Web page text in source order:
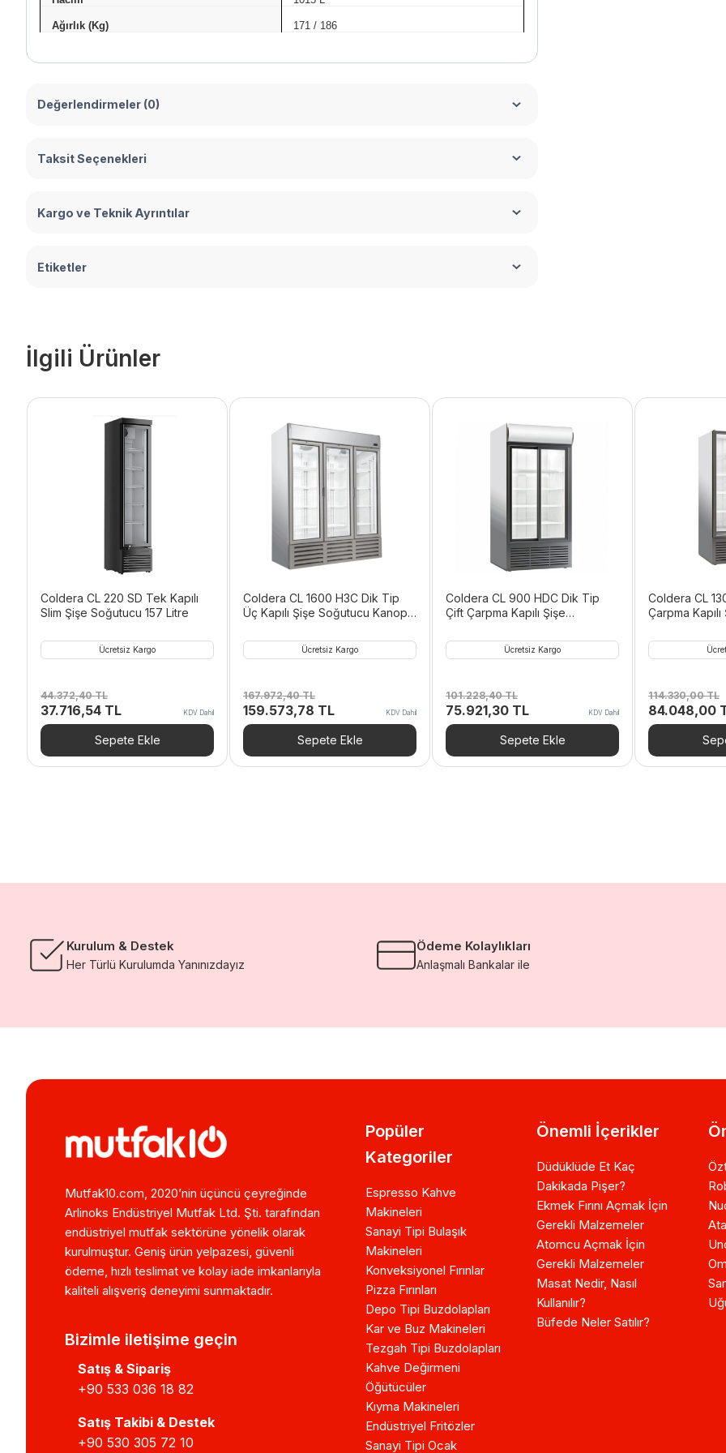
Ağırlık (Kg) 171 / 186
Değerlendirmeler (0)
Taksit Seçenekleri
Kargo ve Teknik Ayrıntılar
Etiketler
İlgili Ürünler
Coldera CL 220 SD Tek Kapılı
Slim Şişe Soğutucu 157 Litre
Ücretsiz Kargo
44.372,40TL
Orijinal
fiyat:
44.372,40 TL.
37.716,54 TL
andaki
fiyat:
37.716,54 TL.
KDV Dahil
Sepete Ekle
Coldera CL 1600 H3C Dik Tip
Üç Kapılı Şişe Soğutucu Kanopili
Ücretsiz Kargo
167.972,40TL
Orijinal
fiyat:
167.972,40 TL.
159.573,78 TL
andaki
fiyat:
159.573,78 TL.
KDV Dahil
Sepete Ekle
Coldera CL 900 HDC Dik Tip
Çift Çarpma Kapılı Şişe
Ücretsiz Kargo
101.228,40TL
Orijinal
fiyat:
101.228,40 TL.
75.921,30 TL
andaki
fiyat:
75.921,30 TL.
KDV Dahil
Sepete Ekle
Coldera CL
Çarpma
114.330,00TL
Orijinal
fiyat:
114.330,00
84.048,00
Kurulum & Destek
Her Türlü Kurulumda Yanınızdayız
Ödeme Kolaylıkları
Anlaşmalı Bankalar ile
Mutfak10.com, 2020’nin üçüncü çeyreğinde
Arlinoks Endüstriyel Mutfak Ltd. Şti. tarafından
endüstriyel mutfak sektörüne yönelik olarak
kurulmuştur. Geniş ürün yelpazesi, güvenli
ödeme, hızlı teslimat ve kolay iade imkanlarıyla
kaliteli alışveriş deneyimi sunmaktadır.
Bizimle iletişime geçin
Satış & Sipariş
+90 533 036 18 82
Satış Takibi & Destek
+90 530 305 72 10
Popüler
Kategoriler
Espresso Kahve
Makineleri
Sanayi Tipi Bulaşık
Makineleri
Konveksiyonel Fırınlar
Pizza Fırınları
Depo Tipi Buzdolapları
Kar ve Buz Makineleri
Tezgah Tipi Buzdolapları
Kahve Değirmeni
Öğütücüler
Kıyma Makineleri
Endüstriyel Fritözler
Sanayi Tipi Ocak
Önemli İçerikler
Düdüklüde Et Kaç
Dakikada Pişer?
Ekmek Fırını Açmak İçin
Gerekli Malzemeler
Atomcu Açmak İçin
Gerekli Malzemeler
Masat Nedir, Nasıl
Kullanılır?
Büfede Neler Satılır?